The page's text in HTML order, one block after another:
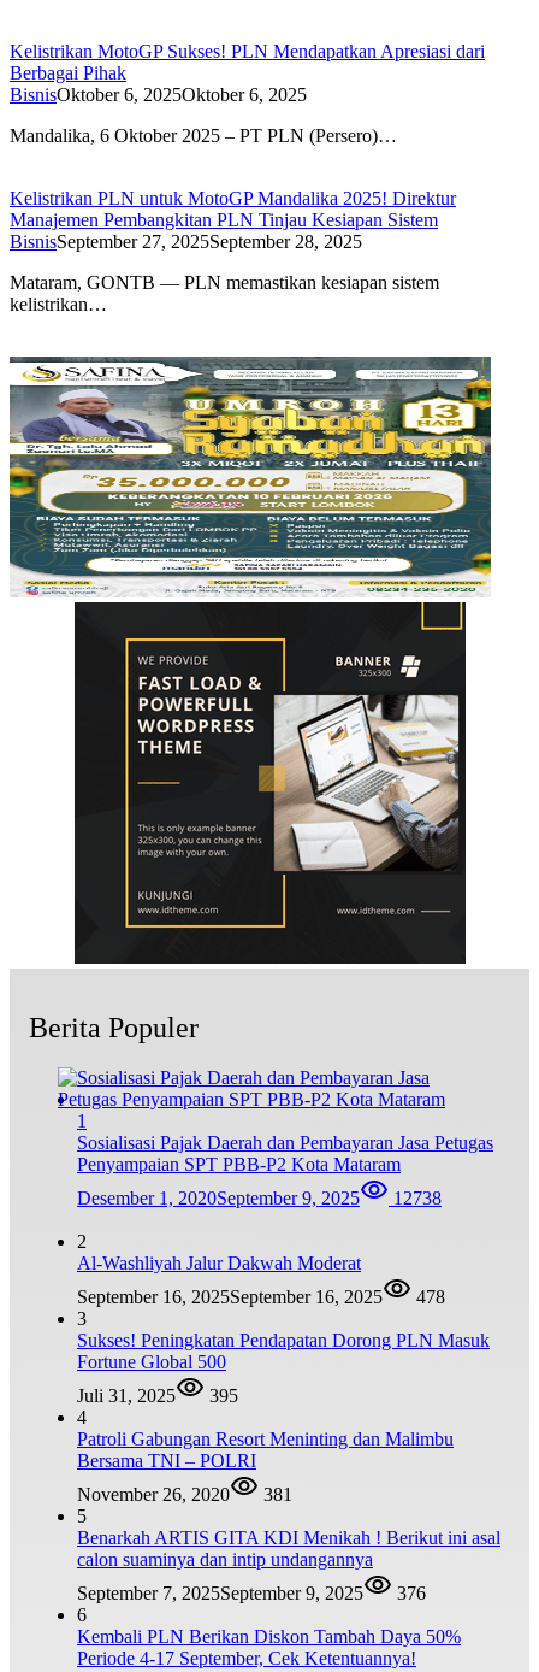
Kelistrikan MotoGP Sukses! PLN Mendapatkan Apresiasi dari
Berbagai Pihak
BisnisOktober 6, 2025Oktober 6, 2025
Mandalika, 6 Oktober 2025 – PT PLN (Persero)…
Kelistrikan PLN untuk MotoGP Mandalika 2025! Direktur
Manajemen Pembangkitan PLN Tinjau Kesiapan Sistem
BisnisSeptember 27, 2025September 28, 2025
Mataram, GONTB — PLN memastikan kesiapan sistem
kelistrikan…
Berita Populer
1
Sosialisasi Pajak Daerah dan Pembayaran Jasa Petugas
Penyampaian SPT PBB-P2 Kota Mataram
Desember 1, 2020September 9, 2025 12738
2
Al-Washliyah Jalur Dakwah Moderat
September 16, 2025September 16, 2025
478
3
Sukses! Peningkatan Pendapatan Dorong PLN Masuk
Fortune Global 500
Juli 31, 2025
395
4
Patroli Gabungan Resort Meninting dan Malimbu
Bersama TNI – POLRI
November 26, 2020
381
5
Benarkah ARTIS GITA KDI Menikah ! Berikut ini asal
calon suaminya dan intip undangannya
September 7, 2025September 9, 2025
376
6
Kembali PLN Berikan Diskon Tambah Daya 50%
Periode 4-17 September, Cek Ketentuannya!